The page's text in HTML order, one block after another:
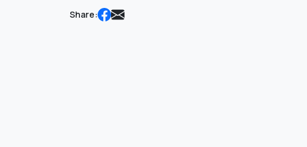
Share: